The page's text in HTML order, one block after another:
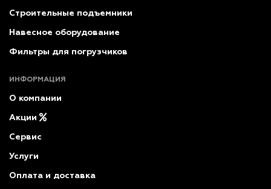
Строительные подъемники
Навесное оборудование
Фильтры для погрузчиков
ИНФОРМАЦИЯ
О компании
Акции
Сервис
Услуги
Оплата и доставка